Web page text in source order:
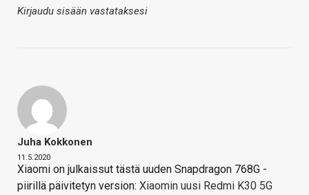
Kirjaudu sisään vastataksesi
Juha Kokkonen
11.5.2020
Xiaomi on julkaissut tästä uuden Snapdragon 768G -
piirillä päivitetyn version: Xiaomin uusi Redmi K30 5G